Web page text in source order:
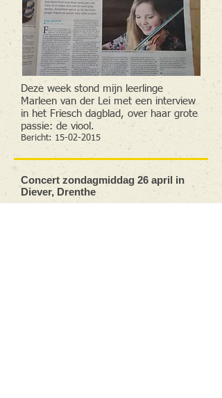
Deze week stond mijn leerlinge
Marleen van der Lei met een interview
in het Friesch dagblad, over haar grote
passie: de viool.
Bericht: 15-02-2015
Concert zondagmiddag 26 april in
Diever, Drenthe